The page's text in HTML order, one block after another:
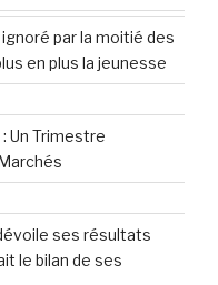
par la moitié des
en plus la jeunesse
Un Trimestre
ses résultats
le bilan de ses